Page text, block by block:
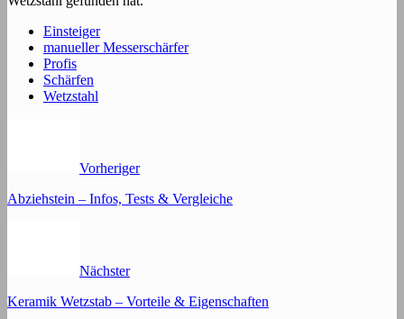
Einsteiger
manueller Messerschärfer
Profis
Schärfen
Wetzstahl
Vorheriger
Abziehstein – Infos, Tests & Vergleiche
Nächster
Keramik Wetzstab – Vorteile & Eigenschaften